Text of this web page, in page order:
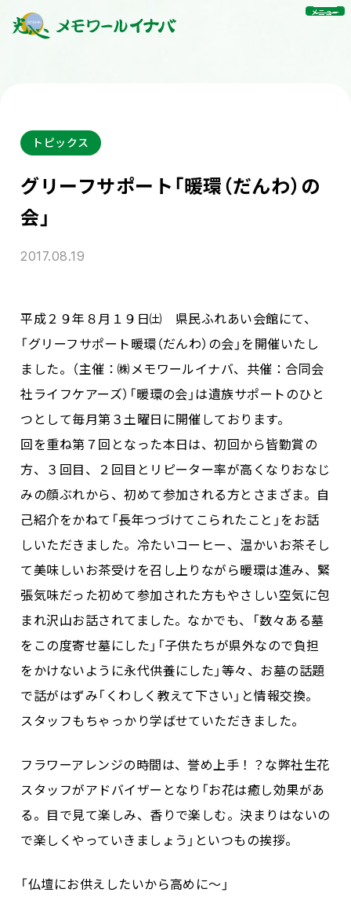
メニュー
トピックス
グリーフサポート「暖環（だんわ）の
会」
2017.08.19
平成２９年８月１９日㈯ 県民ふれあい会館にて、
「グリーフサポート暖環（だんわ）の会」を開催いたし
ました。（主催：㈱メモワールイナバ、共催：合同会
社ライフケアーズ）「暖環の会」は遺族サポートのひと
つとして毎月第３土曜日に開催しております。
回を重ね第７回となった本日は、初回から皆勤賞の
方、３回目、２回目とリピーター率が高くなりおなじ
みの顔ぶれから、初めて参加される方とさまざま。自
己紹介をかねて「長年つづけてこられたこと」をお話
しいただきました。冷たいコーヒー、温かいお茶そし
て美味しいお茶受けを召し上りながら暖環は進み、緊
張気味だった初めて参加された方もやさしい空気に包
まれ沢山お話されてました。なかでも、「数々ある墓
をこの度寄せ墓にした」「子供たちが県外なので負担
をかけないように永代供養にした」等々、お墓の話題
で話がはずみ「くわしく教えて下さい」と情報交換。
スタッフもちゃっかり学ばせていただきました。
フラワーアレンジの時間は、誉め上手！？な弊社生花
スタッフがアドバイザーとなり「お花は癒し効果があ
る。目で見て楽しみ、香りで楽しむ。決まりはないの
で楽しくやっていきましょう」といつもの挨拶。
「仏壇にお供えしたいから高めに～」